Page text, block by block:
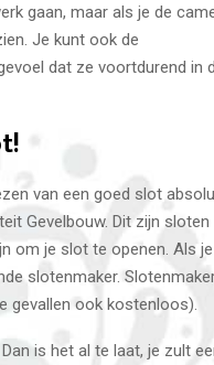
gaan, maar als je de
Je kunt ook de
dat ze voortdurend in
van een goed slot
Gevelbouw. Dit zijn sloten
om je slot te openen. Als je
slotenmaker.
gevallen ook kostenloos).
is het al te laat, je zult